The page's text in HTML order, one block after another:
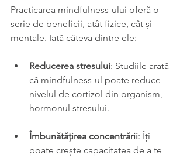
Practicarea mindfulness-ului oferă o
serie de beneficii, atât fizice, cât și
mentale. Iată câteva dintre ele:
Reducerea stresului: Studiile arată
că mindfulness-ul poate reduce
nivelul de cortizol din organism,
hormonul stresului.
Îmbunătățirea concentrării: Îți
poate crește capacitatea de a te